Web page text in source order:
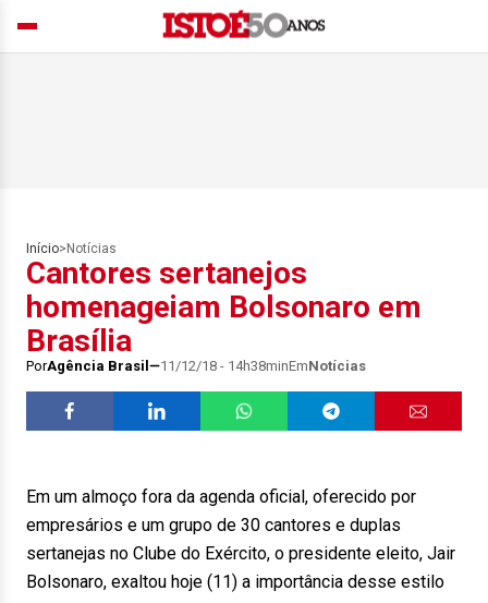
Início> Notícias
Cantores sertanejos
homenageiam Bolsonaro em
Brasília
PorAgência Brasil 11/12/18 - 14h38minEmNotícias
Em um almoço fora da agenda oficial, oferecido por
empresários e um grupo de 30 cantores e duplas
sertanejas no Clube do Exército, o presidente eleito, Jair
Bolsonaro, exaltou hoje (11) a importância desse estilo